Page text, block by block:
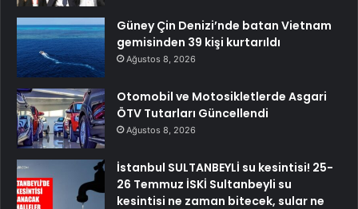
Güney Çin Denizi’nde batan Vietnam
gemisinden 39 kişi kurtarıldı
Ağustos 8, 2026
Otomobil ve Motosikletlerde Asgari
ÖTV Tutarları Güncellendi
Ağustos 8, 2026
İstanbul SULTANBEYLİ su kesintisi! 25-
26 Temmuz İSKİ Sultanbeyli su
kesintisi ne zaman bitecek, sular ne